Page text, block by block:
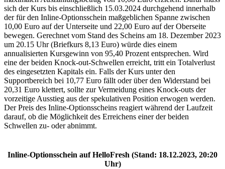
sich der Kurs bis einschließlich 15.03.2024 durchgehend innerhalb
der für den Inline-Optionsschein maßgeblichen Spanne zwischen
10,00 Euro auf der Unterseite und 22,00 Euro auf der Oberseite
bewegen. Gerechnet vom Stand des Scheins am 18. Dezember 2023
um 20.15 Uhr (Briefkurs 8,13 Euro) würde dies einem
annualisierten Kursgewinn von 95,40 Prozent entsprechen. Wird
eine der beiden Knock-out-Schwellen erreicht, tritt ein Totalverlust
des eingesetzten Kapitals ein. Falls der Kurs unter den
Supportbereich bei 10,77 Euro fällt oder über den Widerstand bei
20,31 Euro klettert, sollte zur Vermeidung eines Knock-outs der
vorzeitige Ausstieg aus der spekulativen Position erwogen werden.
Der Preis des Inline-Optionsscheins reagiert während der Laufzeit
darauf, ob die Möglichkeit des Erreichens einer der beiden
Schwellen zu- oder abnimmt.
Inline-Optionsschein auf HelloFresh (Stand: 18.12.2023, 20:20
Uhr)